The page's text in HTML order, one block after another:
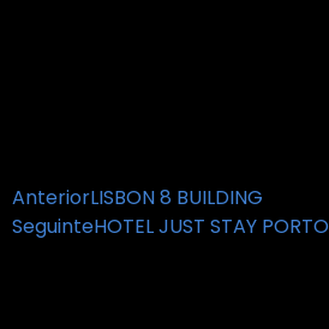
AnteriorLISBON 8 BUILDING
SeguinteHOTEL JUST STAY PORTO